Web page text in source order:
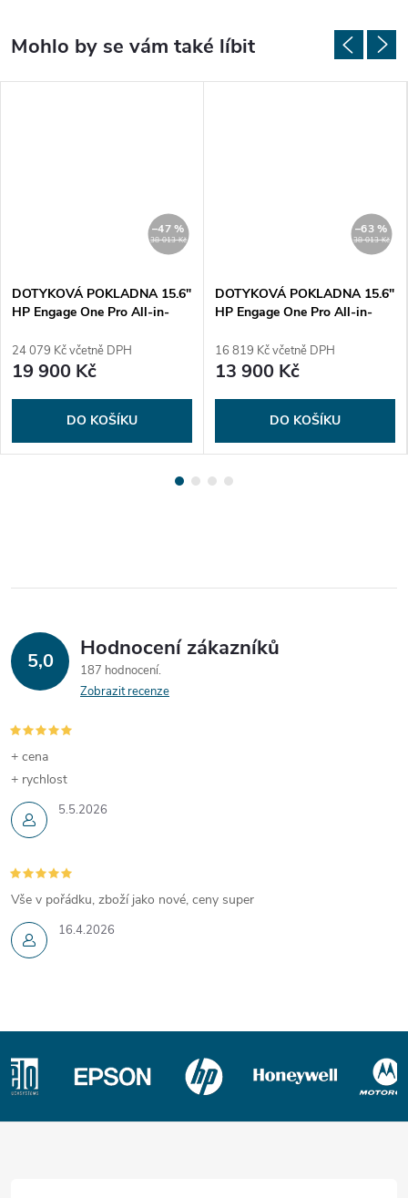
38 013 Kč
–47 %
DOTYKOVÁ POKLADNA 15.6"
HP Engage One Pro All-in-
24 079 Kč včetně DPH
19 900 Kč
DO KOŠÍKU
38 013 Kč
–63 %
DOTYKOVÁ POKLADNA 15.6"
HP Engage One Pro All-in-
16 819 Kč včetně DPH
13 900 Kč
DO KOŠÍKU
5,0 Hodnocení zákazníků
187 hodnocení
Zobrazit recenze
5.5.2026
+ cena
+ rychlost
16.4.2026
Vše v pořádku, zboží jako nové, ceny super
Z